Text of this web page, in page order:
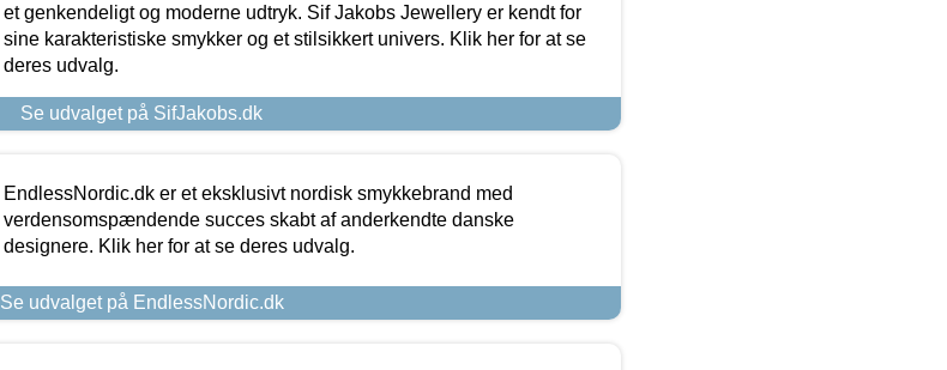
et genkendeligt og moderne udtryk. Sif Jakobs Jewellery er kendt for
sine karakteristiske smykker og et stilsikkert univers. Klik her for at se
deres udvalg.
Se udvalget på SifJakobs.dk
EndlessNordic.dk er et eksklusivt nordisk smykkebrand med
verdensomspændende succes skabt af anderkendte danske
designere. Klik her for at se deres udvalg.
Se udvalget på EndlessNordic.dk